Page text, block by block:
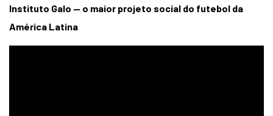
Instituto Galo — o maior projeto social do futebol da
América Latina